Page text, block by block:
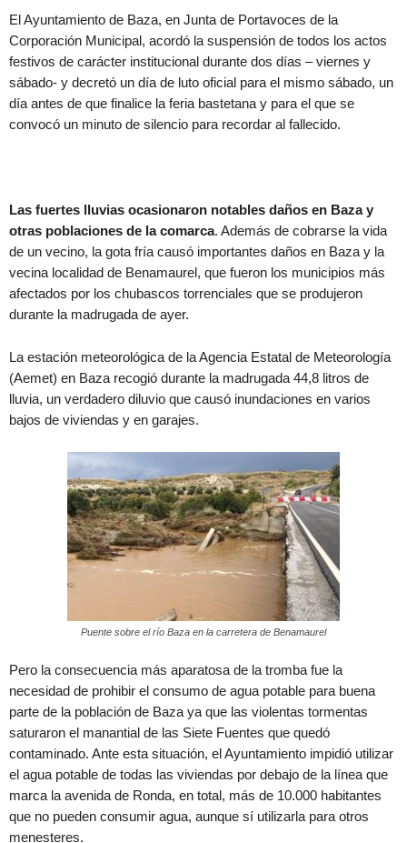
El Ayuntamiento de Baza, en Junta de Portavoces de la
Corporación Municipal, acordó la suspensión de todos los actos
festivos de carácter institucional durante dos días – viernes y
sábado- y decretó un día de luto oficial para el mismo sábado, un
día antes de que finalice la feria bastetana y para el que se
convocó un minuto de silencio para recordar al fallecido.
Las fuertes lluvias ocasionaron notables daños en Baza y
otras poblaciones de la comarca. Además de cobrarse la vida
de un vecino, la gota fría causó importantes daños en Baza y la
vecina localidad de Benamaurel, que fueron los municipios más
afectados por los chubascos torrenciales que se produjeron
durante la madrugada de ayer.
La estación meteorológica de la Agencia Estatal de Meteorología
(Aemet) en Baza recogió durante la madrugada 44,8 litros de
lluvia, un verdadero diluvio que causó inundaciones en varios
bajos de viviendas y en garajes.
Puente sobre el río Baza en la carretera de Benamaurel
Pero la consecuencia más aparatosa de la tromba fue la
necesidad de prohibir el consumo de agua potable para buena
parte de la población de Baza ya que las violentas tormentas
saturaron el manantial de las Siete Fuentes que quedó
contaminado. Ante esta situación, el Ayuntamiento impidió utilizar
el agua potable de todas las viviendas por debajo de la línea que
marca la avenida de Ronda, en total, más de 10.000 habitantes
que no pueden consumir agua, aunque sí utilizarla para otros
menesteres.